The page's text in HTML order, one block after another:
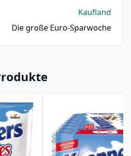
Kaufland
Die große Euro-Sparwoche